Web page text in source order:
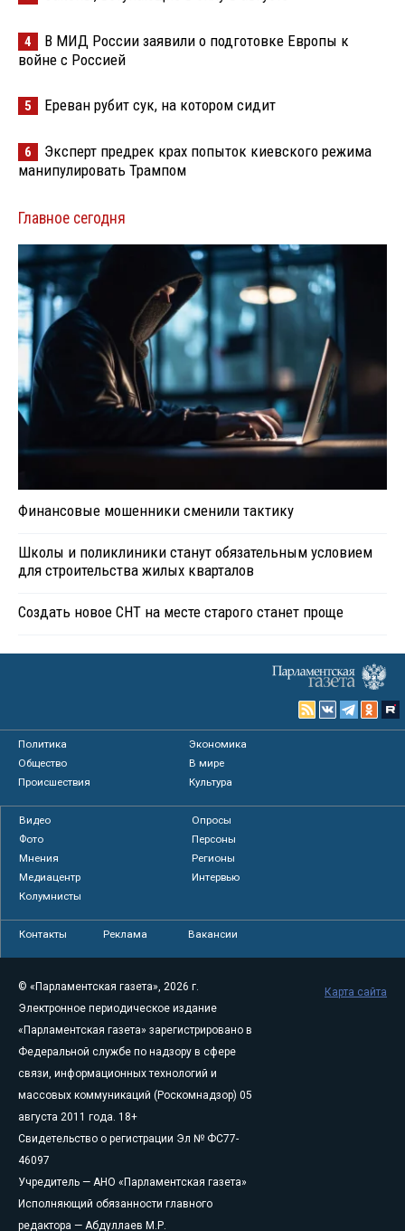
4
В МИД России заявили о подготовке Европы к
войне с Россией
5 Ереван рубит сук, на котором сидит
6
Эксперт предрек крах попыток киевского режима
манипулировать Трампом
Главное сегодня
Финансовые мошенники сменили тактику
Школы и поликлиники станут обязательным условием
для строительства жилых кварталов
Создать новое СНТ на месте старого станет проще
Политика
Экономика
Общество
В мире
Происшествия
Культура
Видео
Опросы
Фото
Персоны
Мнения
Регионы
Медиацентр
Интервью
Колумнисты
Контакты Реклама Вакансии
© «Парламентская газета», 2026 г.
Электронное периодическое издание
«Парламентская газета» зарегистрировано в
Федеральной службе по надзору в сфере
связи, информационных технологий и
массовых коммуникаций (Роскомнадзор) 05
августа 2011 года. 18+
Свидетельство о регистрации Эл № ФС77-
46097
Учредитель — АНО «Парламентская газета»
Исполняющий обязанности главного
редактора — Абдуллаев М.Р.
Карта сайта